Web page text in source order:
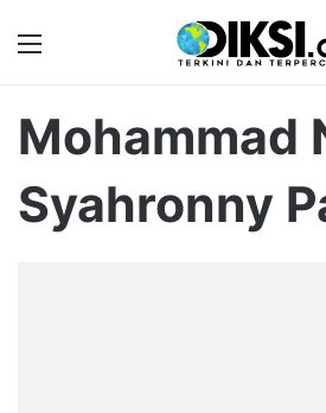
Mohammad
Syahronny